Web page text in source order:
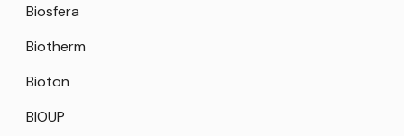
Biosfera
Biotherm
Bioton
BIOUP